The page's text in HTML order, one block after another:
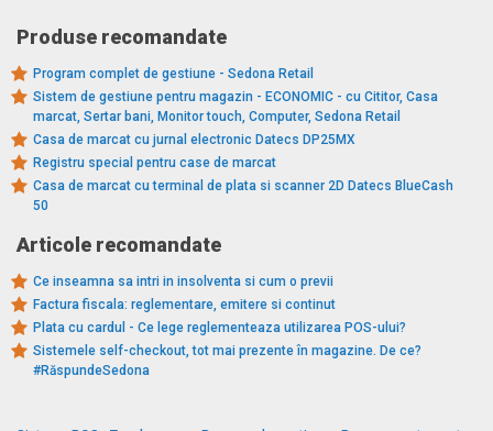
Produse recomandate
Program complet de gestiune - Sedona Retail
Sistem de gestiune pentru magazin - ECONOMIC - cu Cititor, Casa
marcat, Sertar bani, Monitor touch, Computer, Sedona Retail
Casa de marcat cu jurnal electronic Datecs DP25MX
Registru special pentru case de marcat
Casa de marcat cu terminal de plata si scanner 2D Datecs BlueCash
50
Articole recomandate
Ce inseamna sa intri in insolventa si cum o previi
Factura fiscala: reglementare, emitere si continut
Plata cu cardul - Ce lege reglementeaza utilizarea POS-ului?
Sistemele self-checkout, tot mai prezente în magazine. De ce?
#RăspundeSedona